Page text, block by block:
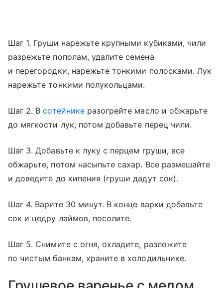
Шаг 1. Груши нарежьте крупными кубиками, чили
разрежьте пополам, удалите семена
и перегородки, нарежьте тонкими полосками. Лук
нарежьте тонкими полукольцами.
Шаг 2. Всотейникеразогрейте масло и обжарьте
до мягкости лук, потом добавьте перец чили.
Шаг 3. Добавьте к луку с перцем груши, все
обжарьте, потом насыпьте сахар. Все размешайте
и доведите до кипения (груши дадут сок).
Шаг 4. Варите 30 минут. В конце варки добавьте
сок и цедру лаймов, посолите.
Шаг 5. Снимите с огня, охладите, разложите
по чистым банкам, храните в холодильнике.